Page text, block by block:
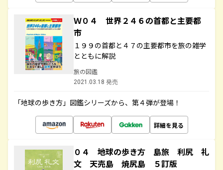
Ｗ０４ 世界２４６の首都と主要都
市
１９９の首都と４７の主要都市を旅の雑学
とともに解説
旅の図鑑
2021.03.18 発売
「地球の歩き方」図鑑シリーズから、第４弾が登場！
詳細を見る
０４ 地球の歩き方 島旅 利尻 礼
文 天売島 焼尻島 ５訂版